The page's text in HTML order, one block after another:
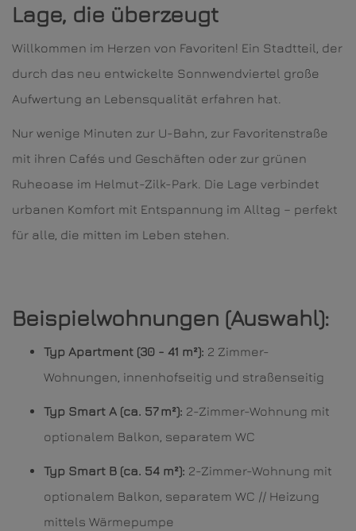
Lage, die überzeugt
Willkommen im Herzen von Favoriten! Ein Stadtteil, der
durch das neu entwickelte Sonnwendviertel große
Aufwertung an Lebensqualität erfahren hat.
Nur wenige Minuten zur U-Bahn, zur Favoritenstraße
mit ihren Cafés und Geschäften oder zur grünen
Ruheoase im Helmut-Zilk-Park. Die Lage verbindet
urbanen Komfort mit Entspannung im Alltag – perfekt
für alle, die mitten im Leben stehen.
Beispielwohnungen (Auswahl):
Typ Apartment (30 - 41 m²): 2 Zimmer-
Wohnungen, innenhofseitig und straßenseitig
Typ Smart A (ca. 57 m²): 2-Zimmer-Wohnung mit
optionalem Balkon, separatem WC
Typ Smart B (ca. 54 m²): 2-Zimmer-Wohnung mit
optionalem Balkon, separatem WC // Heizung
mittels Wärmepumpe